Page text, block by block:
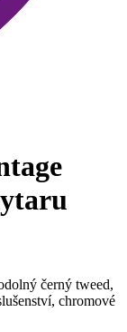
černý tweed,
chromové